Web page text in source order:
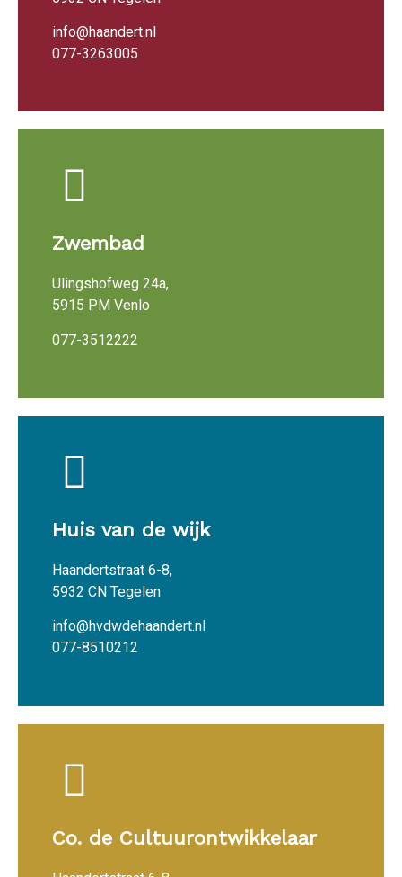
info@haandert.nl
077-3263005
Zwembad
Ulingshofweg 24a,
5915 PM Venlo
077-3512222
Huis van de wijk
Haandertstraat 6-8,
5932 CN Tegelen
info@hvdwdehaandert.nl
077-8510212
Co. de Cultuurontwikkelaar